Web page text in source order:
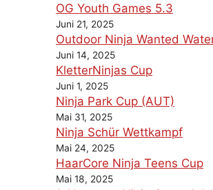
OG Youth Games 5.3
Juni 21, 2025
Outdoor Ninja Wanted
Juni 14, 2025
KletterNinjas Cup
Juni 1, 2025
Ninja Park Cup (AUT)
Mai 31, 2025
Ninja Schür Wettkampf
Mai 24, 2025
HaarCore Ninja Teens Cup
Mai 18, 2025